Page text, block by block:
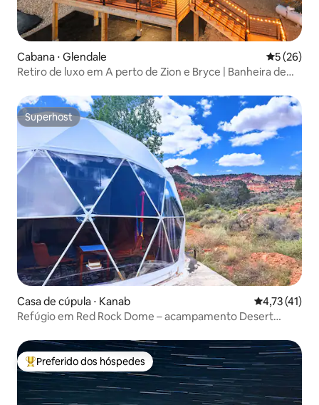
Cabana ⋅ Glendale 5 de uma
5 (26)
Retiro de luxo em A perto de Zion e Bryce | Banheira de
Superhost
Superhost
Casa de cúpula ⋅ Kanab 4,73 de uma
4,73 (41)
Refúgio em Red Rock Dome – acampamento Desert
Entre os melhores preferidos dos hóspedes
Preferido dos hóspedes